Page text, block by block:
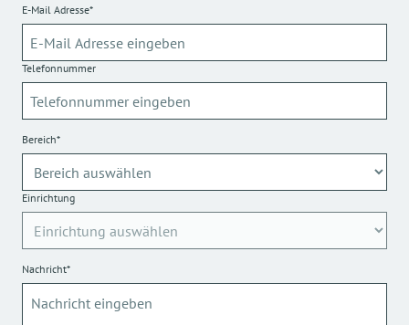
E-Mail Adresse*
Telefonnummer
Bereich*
Einrichtung
Nachricht*